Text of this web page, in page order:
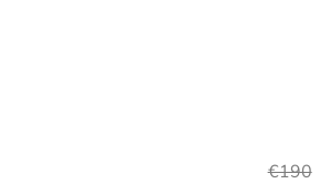
€190